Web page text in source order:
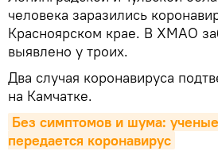
человека заразились
Красноярском крае. В ХМАО
выявлено у троих.
Два случая коронавируса
на Камчатке.
Без симптомов и шума:
передается коронавирус